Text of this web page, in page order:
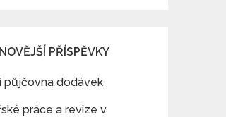
PŘÍSPĚVKY
půjčovna dodávek
práce a revize v